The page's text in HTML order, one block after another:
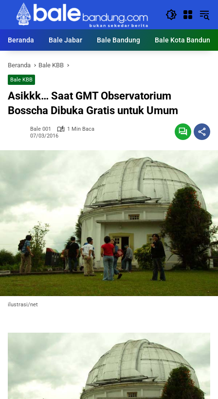
Langsung
konten
Beranda
Bale Jabar Bale Bandung Bale Kota Bandung
Beranda Bale KBB
Bale KBB
Asikkk… Saat GMT Observatorium
Bosscha Dibuka Gratis untuk Umum
Bale 001
1 Min Baca
07/03/2016
ilustrasi/net